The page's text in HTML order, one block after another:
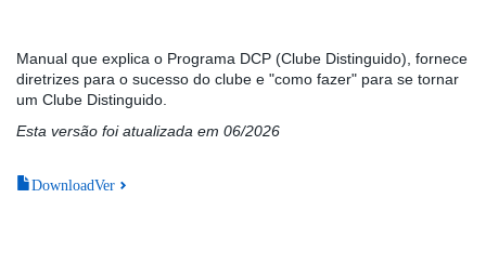
Manual que explica o Programa DCP (Clube Distinguido), fornece
diretrizes para o sucesso do clube e "como fazer" para se tornar
um Clube Distinguido.
Esta versão foi atualizada em 06/2026
DownloadVer